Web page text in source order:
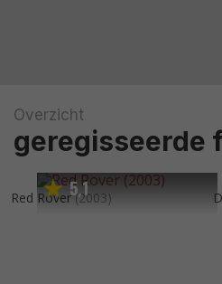
Overzicht
geregisseerde
5,1
Red Rover (2003)